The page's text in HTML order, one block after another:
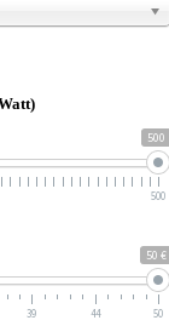
500
500
50 €
39 44 50